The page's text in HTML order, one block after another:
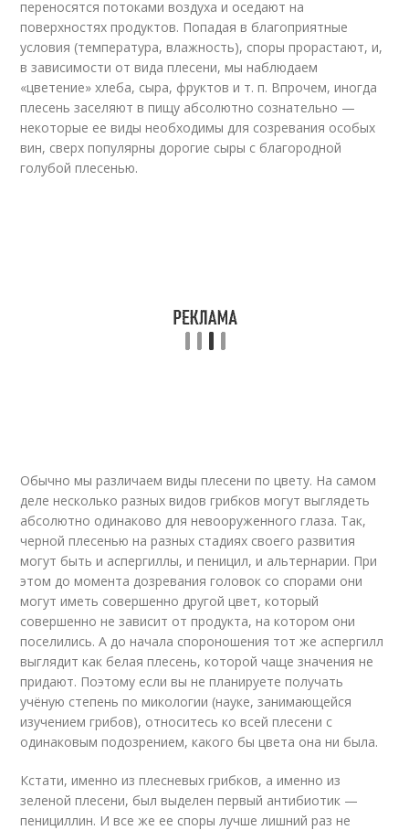
переносятся потоками воздуха и оседают на
поверхностях продуктов. Попадая в благоприятные
условия (температура, влажность), споры прорастают, и,
в зависимости от вида плесени, мы наблюдаем
«цветение» хлеба, сыра, фруктов и т. п. Впрочем, иногда
плесень заселяют в пищу абсолютно сознательно —
некоторые ее виды необходимы для созревания особых
вин, сверх популярны дорогие сыры с благородной
голубой плесенью.
Обычно мы различаем виды плесени по цвету. На самом
деле несколько разных видов грибков могут выглядеть
абсолютно одинаково для невооруженного глаза. Так,
черной плесенью на разных стадиях своего развития
могут быть и аспергиллы, и пеницил, и альтернарии. При
этом до момента дозревания головок со спорами они
могут иметь совершенно другой цвет, который
совершенно не зависит от продукта, на котором они
поселились. А до начала спороношения тот же аспергилл
выглядит как белая плесень, которой чаще значения не
придают. Поэтому если вы не планируете получать
учёную степень по микологии (науке, занимающейся
изучением грибов), относитесь ко всей плесени с
одинаковым подозрением, какого бы цвета она ни была.
Кстати, именно из плесневых грибков, а именно из
зеленой плесени, был выделен первый антибиотик —
пенициллин. И все же ее споры лучше лишний раз не